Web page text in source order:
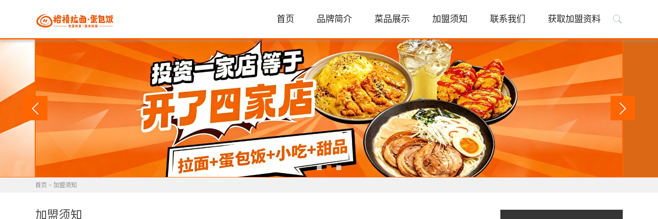
首页 品牌简介 菜品展示 加盟须知 联系我们 获取加盟资料
首页 > 加盟须知
加盟须知